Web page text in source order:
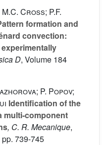
Cross; P.F.
formation and
convection:
D, Volume 184
P. Popov;
Identification of the
multi-component
, C. R. Mecanique,
739-745